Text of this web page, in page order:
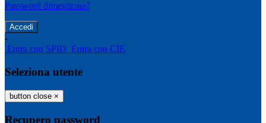
Password dimenticata?
-
Entra con SPID Entra con CIE
Seleziona utente
button close ×
Recupero password